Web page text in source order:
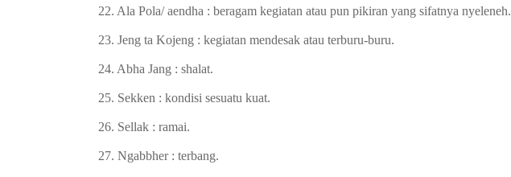
22. Ala Pola/ aendha : beragam kegiatan atau pun pikiran yang sifatnya nyeleneh.
23. Jeng ta Kojeng : kegiatan mendesak atau terburu-buru.
24. Abha Jang : shalat.
25. Sekken : kondisi sesuatu kuat.
26. Sellak : ramai.
27. Ngabbher : terbang.